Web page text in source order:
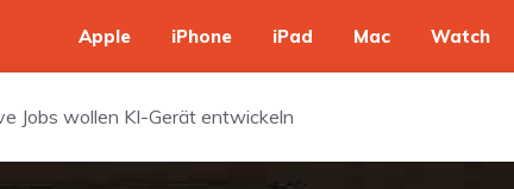
Apple iPhone iPad Mac Watch
Jobs wollen KI-Gerät entwickeln